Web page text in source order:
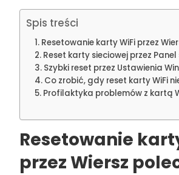
Spis treści
Resetowanie karty WiFi przez
Reset karty sieciowej przez
Szybki reset przez Ustawienia
Co zrobić, gdy reset karty WiFi
Profilaktyka problemów z kartą
Resetowanie
przez Wiersz